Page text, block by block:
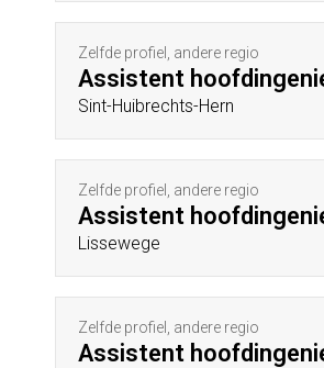
Zelfde profiel, andere regio
Assistent
Sint-Huibrechts-Hern
Zelfde profiel, andere regio
Assistent
Lissewege
Zelfde profiel, andere regio
Assistent